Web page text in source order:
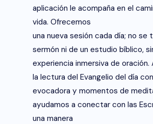
aplicación le acompaña en el
vida. Ofrecemos
una nueva sesión cada día; no se
sermón ni de un estudio bíblico,
experiencia inmersiva de oración.
la lectura del Evangelio del día
evocadora y momentos de
ayudamos a conectar con las
una manera